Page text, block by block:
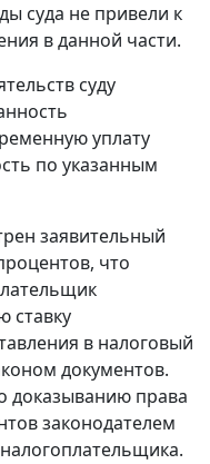
суда не привели к
в данной части.
суду
уплату
по указанным
заявительный
что
ставку
в налоговый
документов.
доказыванию права
законодателем